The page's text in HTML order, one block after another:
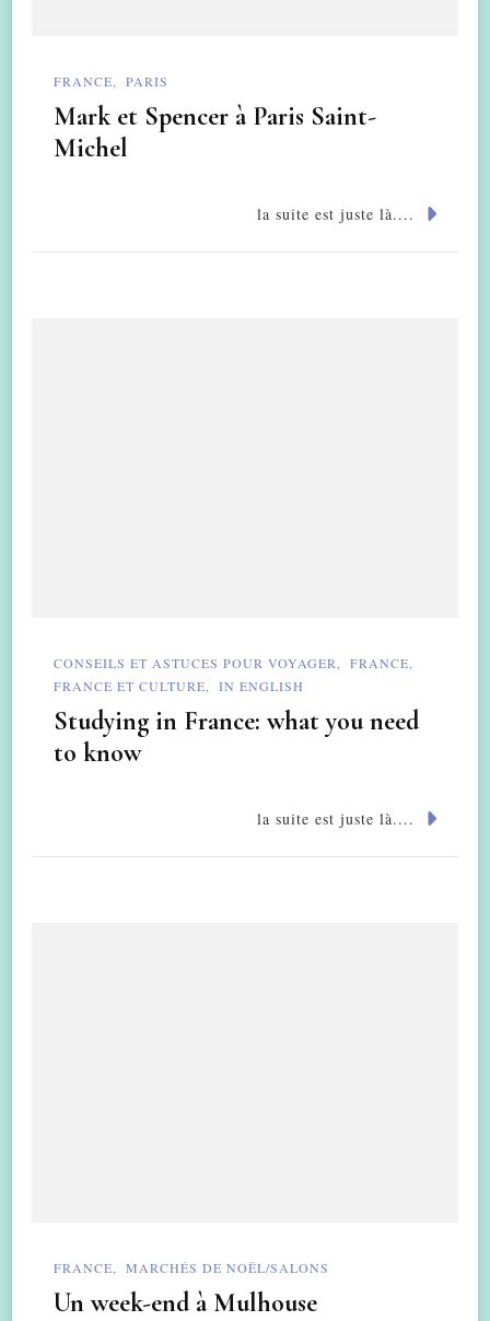
FRANCE PARIS
Mark et Spencer à Paris Saint-
Michel
la suite est juste là....
CONSEILS ET ASTUCES POUR VOYAGER
FRANCE
FRANCE ET CULTURE
IN ENGLISH
Studying in France: what you need
to know
la suite est juste là....
FRANCE MARCHÉS DE NOËL/SALONS
Un week-end à Mulhouse